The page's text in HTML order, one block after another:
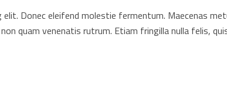
Donec eleifend molestie fermentum. Maecenas
quam venenatis rutrum. Etiam fringilla nulla felis,